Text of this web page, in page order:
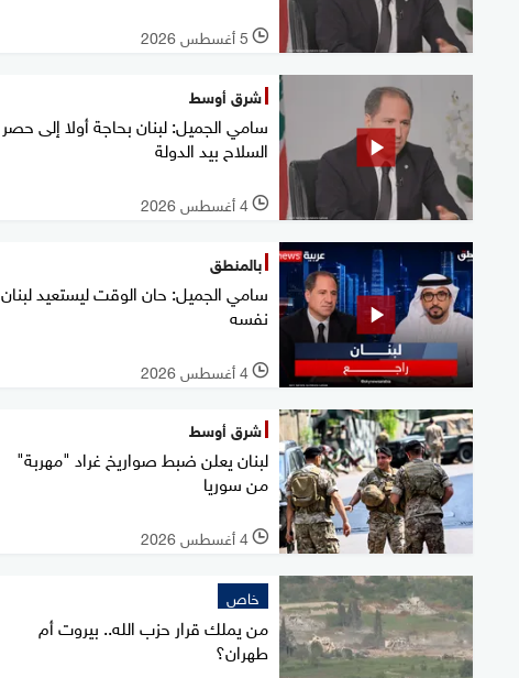
l 5 أغسطس 2026
شرق أوسط
سامي الجميل: لبنان بحاجة أولا إلى حصر
السلاح بيد الدولة
l 4 أغسطس 2026
بالمنطق
سامي الجميل: حان الوقت ليستعيد لبنان
نفسه
l 4 أغسطس 2026
شرق أوسط
لبنان يعلن ضبط صواريخ غراد "مهربة"
من سوريا
l 4 أغسطس 2026
خاص
من يملك قرار حزب الله.. بيروت أم
طهران؟